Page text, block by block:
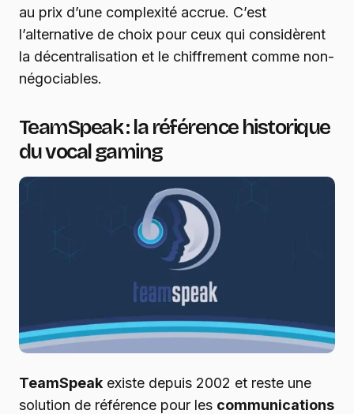
au prix d’une complexité accrue. C’est
l’alternative de choix pour ceux qui considèrent
la décentralisation et le chiffrement comme non-
négociables.
TeamSpeak : la référence historique
du vocal gaming
TeamSpeak existe depuis 2002 et reste une
solution de référence pour les communications